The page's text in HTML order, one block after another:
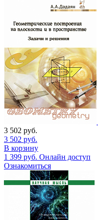
3 502 руб.
3 502 руб.
В корзину
1 399 руб. Онлайн доступ
Ознакомиться